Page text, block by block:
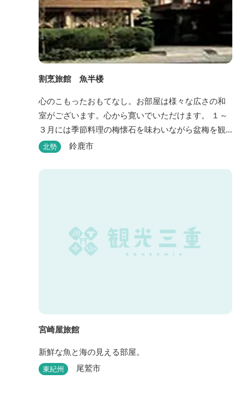
割烹旅館 魚半楼
心のこもったおもてなし。お部屋は様々な広さの和
室がございます。心から寛いでいただけます。 １～
３月には季節料理の梅懐石を味わいながら盆梅を観
賞することができるとあって、大人の女性にも人気
北勢 鈴鹿市
宮崎屋旅館
新鮮な魚と海の見える部屋。
東紀州 尾鷲市